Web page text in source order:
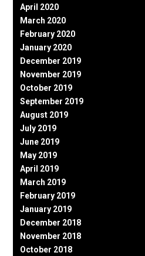
April 2020
March 2020
February 2020
January 2020
December 2019
November 2019
October 2019
September 2019
August 2019
July 2019
June 2019
May 2019
April 2019
March 2019
February 2019
January 2019
December 2018
November 2018
October 2018